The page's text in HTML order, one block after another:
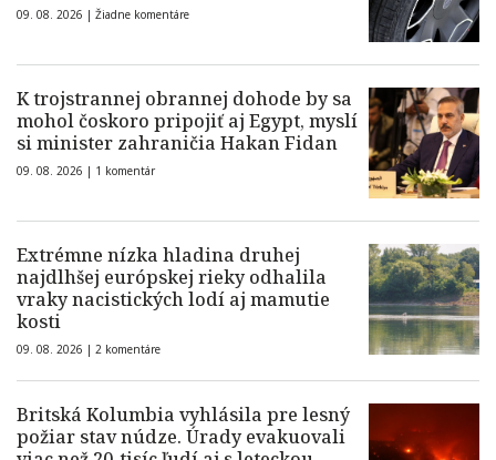
09. 08. 2026 | Žiadne komentáre
K trojstrannej obrannej dohode by sa
mohol čoskoro pripojiť aj Egypt, myslí
si minister zahraničia Hakan Fidan
09. 08. 2026 | 1 komentár
Extrémne nízka hladina druhej
najdlhšej európskej rieky odhalila
vraky nacistických lodí aj mamutie
kosti
09. 08. 2026 | 2 komentáre
Britská Kolumbia vyhlásila pre lesný
požiar stav núdze. Úrady evakuovali